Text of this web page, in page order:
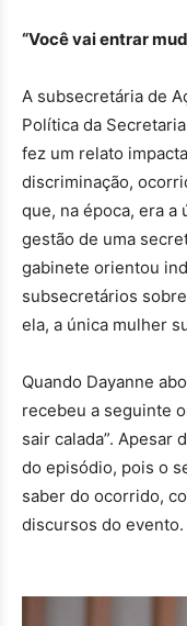
“Você vai entrar
A subsecretária de
Política da
fez um relato
discriminação,
que, na época, era a
gestão de uma
gabinete orientou
subsecretários
ela, a única mulher
Quando Dayanne
recebeu a seguinte
sair calada”. Apesar
do episódio, pois o
saber do ocorrido,
discursos do evento.